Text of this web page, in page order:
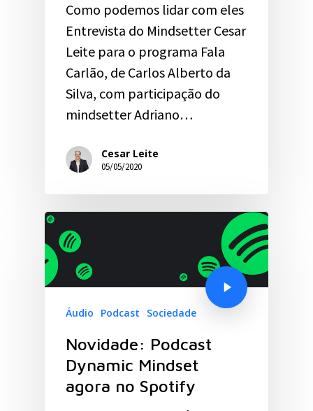
Como podemos lidar com eles
Entrevista do Mindsetter Cesar
Leite para o programa Fala
Carlão, de Carlos Alberto da
Silva, com participação do
mindsetter Adriano…
Cesar Leite
05/05/2020
Áudio Podcast Sociedade
Novidade: Podcast
Dynamic Mindset
agora no Spotify